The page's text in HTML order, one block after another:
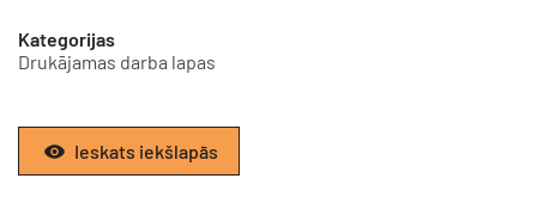
Kategorijas
Drukājamas darba lapas
Ieskats iekšlapās